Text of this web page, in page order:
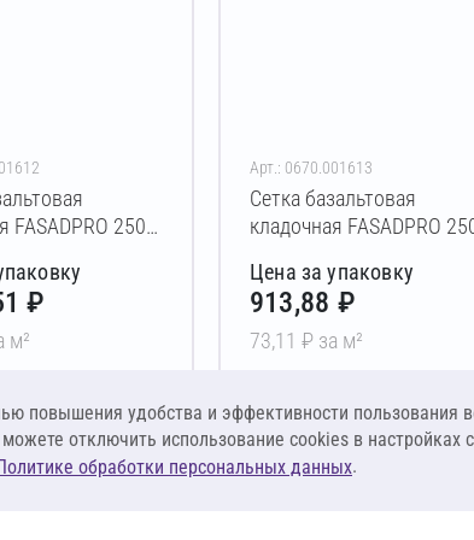
FASADPRO 2500
₽
м²
Арт.: 0670.001613
Сетка базальтовая
кладочная FASADPRO
0,25х50 м
Цена за упаковку
913,88 ₽
73,11 ₽ за м²
повышения удобства и эффективности пользования
отключить использование cookies в настройках
обработки персональных данных.